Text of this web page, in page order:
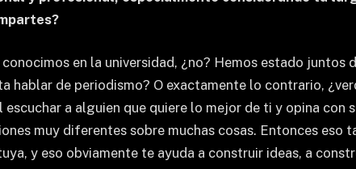
en la universidad, ¿no? Hemos estado juntos
hablar de periodismo? O exactamente lo contrario,
a alguien que quiere lo mejor de ti y opina con
muy diferentes sobre muchas cosas. Entonces eso
y eso obviamente te ayuda a construir ideas, a